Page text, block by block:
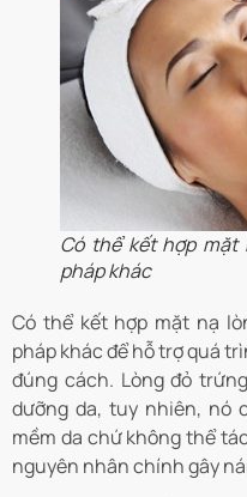
Có thể kết hợp
pháp khác
Có thể kết hợp mặt nạ
pháp khác để hỗ trợ quá
đúng cách. Lòng đỏ
dưỡng da, tuy nhiên, nó
mềm da chứ không thể
nguyên nhân chính gây